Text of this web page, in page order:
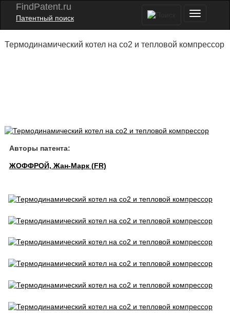
FindPatent.ru
Патентный поиск
Термодинамический котел на co2 и тепловой компрессор
Авторы патента:
ЖОФФРОЙ, Жан-Марк (FR)